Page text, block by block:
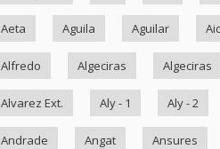
Aeta Aguila Aguilar
Alfredo Algeciras Algeciras
Alvarez Ext. Aly - 1 Aly - 2
Andrade Angat Ansures